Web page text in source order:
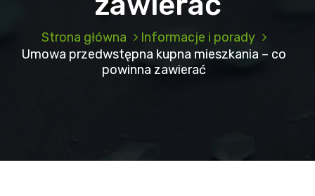
Strona główna
Informacje i porady
Umowa przedwstępna kupna mieszkania – co
powinna zawierać